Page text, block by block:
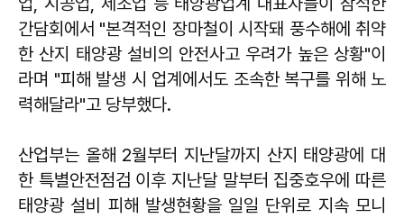
간담회에서 "본격적인 장마철이 시작돼 풍수해에 취약
한 산지 태양광 설비의 안전사고 우려가 높은 상황"이
라며 "피해 발생 시 업계에서도 조속한 복구를 위해 노
력해달라"고 당부했다.
산업부는 올해 2월부터 지난달까지 산지 태양광에 대
한 특별안전점검 이후 지난달 말부터 집중호우에 따른
태양광 설비 피해 발생현황을 일일 단위로 지속 모니